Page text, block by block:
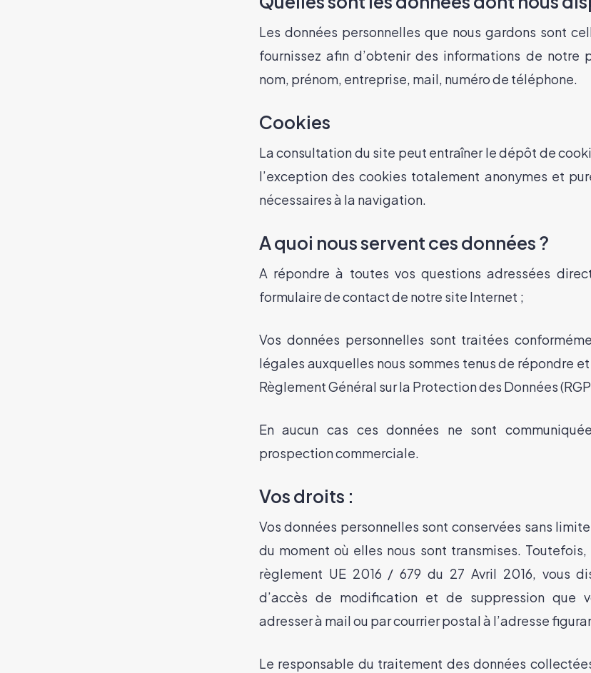
Les données personnelles que nous gardons sont
fournissez afin d’obtenir des informations de notre
nom, prénom, entreprise, mail, numéro de téléphone.
Cookies
La consultation du site peut entraîner le dépôt de
l’exception des cookies totalement anonymes et
nécessaires à la navigation.
A quoi nous servent ces données ?
A répondre à toutes vos questions adressées
formulaire de contact de notre site Internet ;
Vos données personnelles sont traitées
légales auxquelles nous sommes tenus de répondre
Règlement Général sur la Protection des Données
En aucun cas ces données ne sont
prospection commerciale.
Vos droits :
Vos données personnelles sont conservées sans
du moment où elles nous sont transmises.
règlement UE 2016 / 679 du 27 Avril 2016, vous
d’accès de modification et de suppression que
adresser à mail ou par courrier postal à l’adresse
Le responsable du traitement des données